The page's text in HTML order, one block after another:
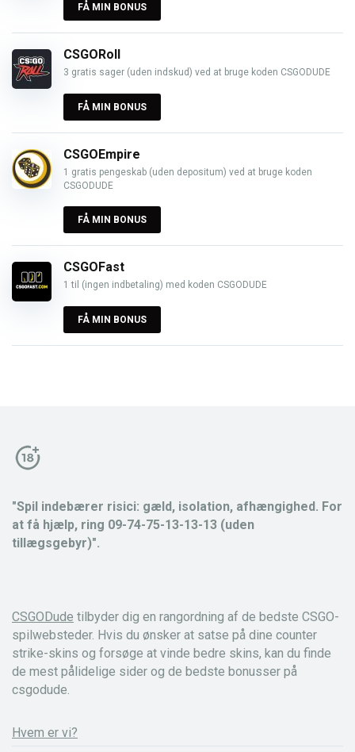
FÅ MIN BONUS
CSGORoll
3 gratis sager (uden indskud) ved at bruge koden CSGODUDE
FÅ MIN BONUS
CSGOEmpire
1 gratis pengeskab (uden depositum) ved at bruge koden
CSGODUDE
FÅ MIN BONUS
CSGOFast
1 til (ingen indbetaling) med koden CSGODUDE
FÅ MIN BONUS
"Spil indebærer risici: gæld, isolation, afhængighed. For
at få hjælp, ring 09-74-75-13-13-13 (uden
tillægsgebyr)".
CSGODude tilbyder dig en rangordning af de bedste CSGO-
spilwebsteder. Hvis du ønsker at satse på dine counter
strike-skins og forsøge at vinde bedre skins, kan du finde
de mest pålidelige sider og de bedste bonusser på
csgodude.
Hvem er vi?